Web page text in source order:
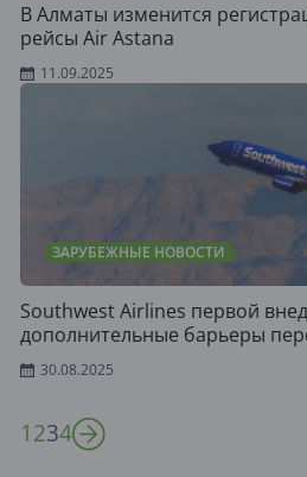
В Алматы изменится
рейсы Air Astana
11.09.2025
ЗАРУБЕЖНЫЕ НОВОСТИ
Southwest Airlines первой
дополнительные барьеры
30.08.2025
1234